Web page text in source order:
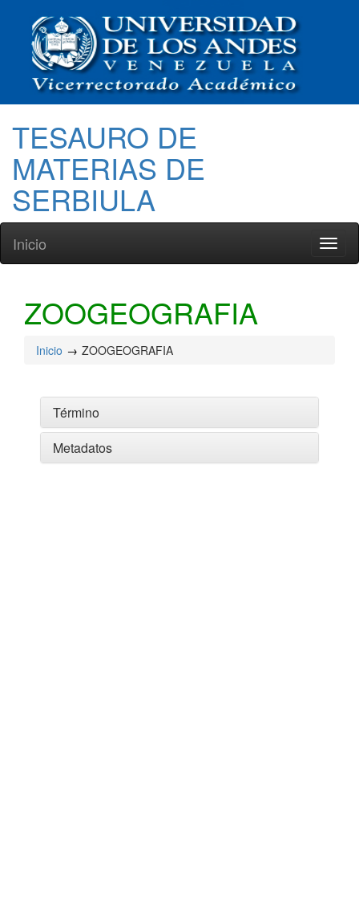
TESAURO DE
MATERIAS DE
SERBIULA
Inicio
ZOOGEOGRAFIA
Inicio ZOOGEOGRAFIA
Término
Metadatos